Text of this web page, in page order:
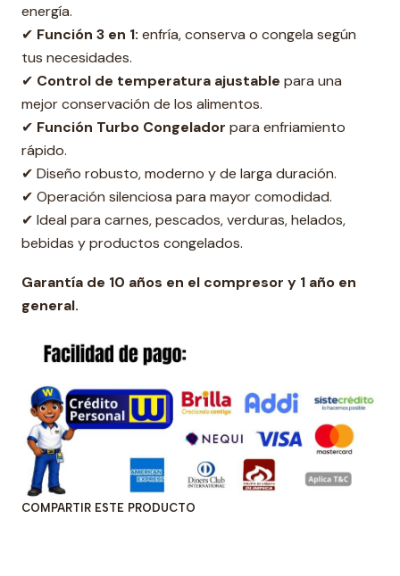
energía.
✔ Función 3 en 1: enfría, conserva o congela según
tus necesidades.
✔ Control de temperatura ajustable para una
mejor conservación de los alimentos.
✔ Función Turbo Congelador para enfriamiento
rápido.
✔ Diseño robusto, moderno y de larga duración.
✔ Operación silenciosa para mayor comodidad.
✔ Ideal para carnes, pescados, verduras, helados,
bebidas y productos congelados.
Garantía de 10 años en el compresor y 1 año en
general.
COMPARTIR ESTE PRODUCTO